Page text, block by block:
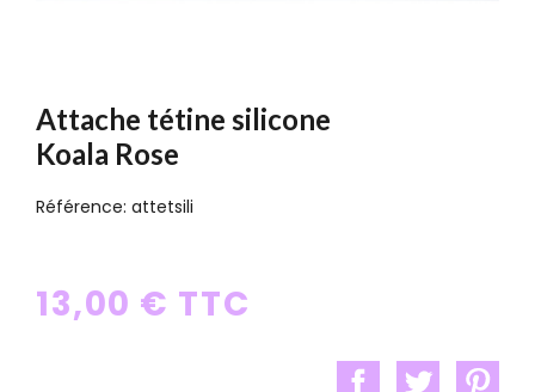
Attache tétine silicone
Koala Rose
Référence: attetsili
13,00 € TTC